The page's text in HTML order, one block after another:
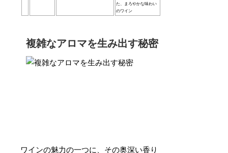
た、まろやかな味わい
のワイン
複雑なアロマを生み出す秘密
ワインの魅力の一つに、その奥深い香り